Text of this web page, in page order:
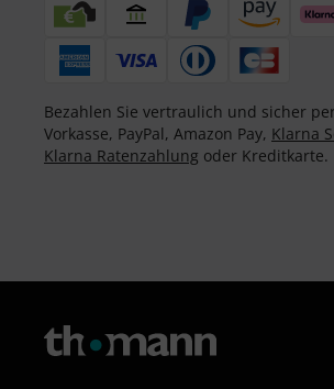
Bezahlen Sie vertraulich und sicher
Vorkasse, PayPal, Amazon Pay, Klarna
Klarna Ratenzahlung oder Kreditkarte.